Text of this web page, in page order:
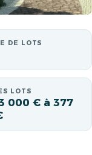
DE LOTS
LOTS
000 € à 377